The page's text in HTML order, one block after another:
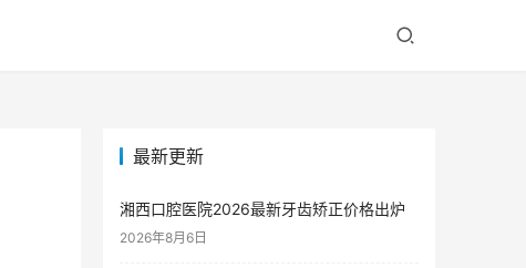
最新更新
湘西口腔医院2026最新牙齿矫正价格出炉
2026年8月6日